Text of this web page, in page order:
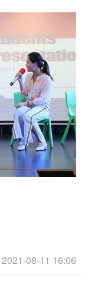
2021-08-11 16:06